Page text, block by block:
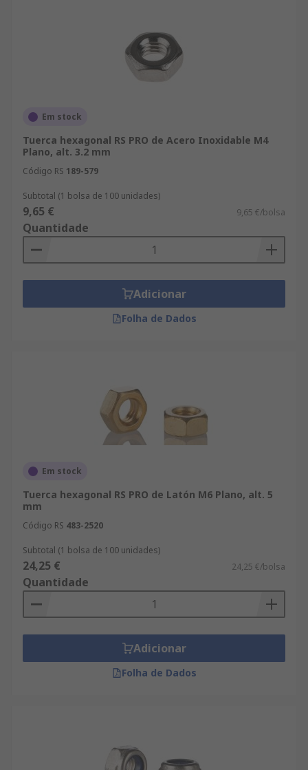
Em stock
Tuerca hexagonal RS PRO de Acero Inoxidable M4
Plano, alt. 3.2 mm
Código RS 189-579
Subtotal (1 bolsa de 100 unidades)
9,65 € 9,65 €/bolsa
Quantidade
Adicionar
Folha de Dados
Em stock
Tuerca hexagonal RS PRO de Latón M6 Plano, alt. 5
mm
Código RS 483-2520
Subtotal (1 bolsa de 100 unidades)
24,25 € 24,25 €/bolsa
Quantidade
Adicionar
Folha de Dados